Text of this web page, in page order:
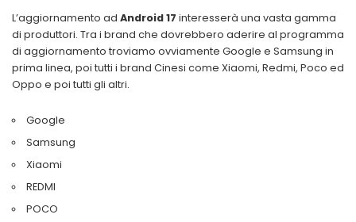
L’aggiornamento ad Android 17 interesserà una vasta gamma
di produttori. Tra i brand che dovrebbero aderire al programma
di aggiornamento troviamo ovviamente Google e Samsung in
prima linea, poi tutti i brand Cinesi come Xiaomi, Redmi, Poco ed
Oppo e poi tutti gli altri.
Google
Samsung
Xiaomi
REDMI
POCO